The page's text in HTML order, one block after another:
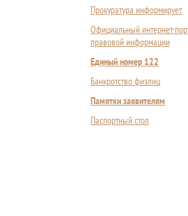
Прокуратура информирует
Официальный интернет-
правовой информации
Единый номер 122
Банкротство физлиц
Памятки заявителям
Паспортный стол